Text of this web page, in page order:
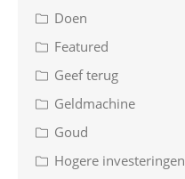
Doen
Featured
Geef terug
Geldmachine
Goud
Hogere investeringen